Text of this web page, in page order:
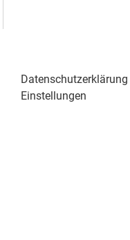
Datenschutzerklärung
Einstellungen